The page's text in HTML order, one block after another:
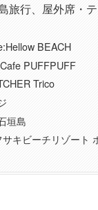
旅行、屋外席・
BEACH
PUFFPUFF
Trico
垣島
キビーチリゾート